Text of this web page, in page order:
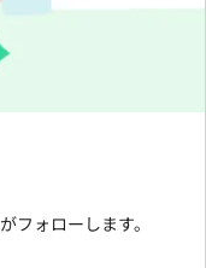
フォローします。